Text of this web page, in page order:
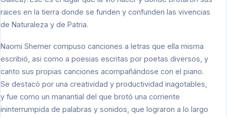
raices en la tierra donde se funden y confunden las vivencias
de Naturaleza y de Patria.
Naomi Shemer compuso canciones a letras que ella misma
escribió, asi como a poesias escritas por poetas diversos, y
canto sus propias canciones acompañándose con el piano.
Se destacó por una creatividad y productividad inagotables,
y fue como un manantial del que brotó una corriente
ininterrumpida de palabras y sonidos, que lograron a lo largo